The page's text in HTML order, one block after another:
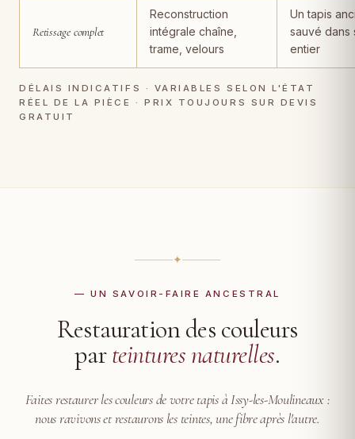
Retissage complet
Reconstruction
intégrale chaîne,
trame, velours
Un tapis
sauvé dans
entier
DÉLAIS INDICATIFS · VARIABLES SELON L'ÉTAT
RÉEL DE LA PIÈCE · PRIX TOUJOURS SUR DEVIS
GRATUIT
✦
— UN SAVOIR-FAIRE ANCESTRAL
Restauration des couleurs
parteintures naturelles.
Faites restaurer les couleurs de votre tapis à Issy-les-Moulineaux :
nous ravivons et restaurons les teintes, une fibre après l'autre.